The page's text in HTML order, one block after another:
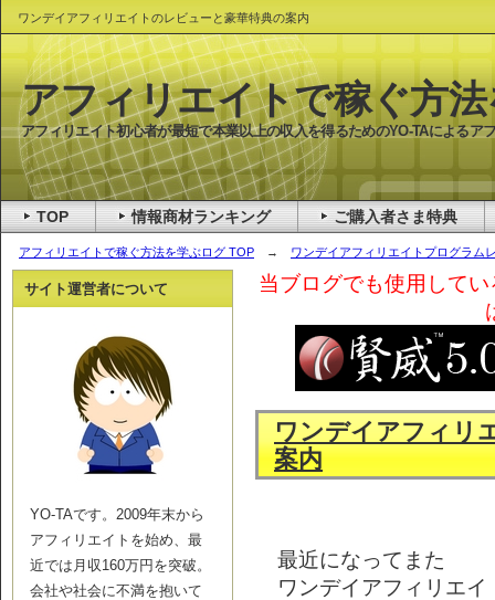
ワンデイアフィリエイトのレビューと豪華特典の案内
アフィリエイトで稼ぐ方法を学ぶログ TOP → ワンデイアフィリエイトプログラム
当ブログでも使用して
ワンデイアフィリ
案内
最近になってまた
ワンデイアフィリエイ
サイト運営者について
YO-TAです。2009年末から
アフィリエイトを始め、最
近では月収160万円を突破。
会社や社会に不満を抱いて
アフィリエイトで稼ぐ方
アフィリエイト初心者が最短で本業以上の収入を得るためのYO-TAによるア
TOP 情報商材ランキング ご購入者さま特典